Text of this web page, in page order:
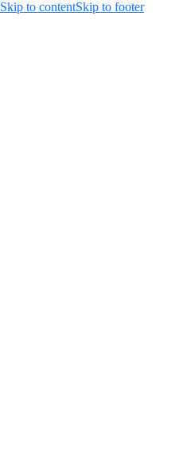
Skip to contentSkip to footer